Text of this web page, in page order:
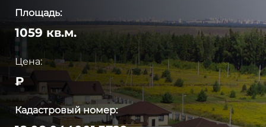
Площадь:
1059 кв.м.
Цена:
₽
Кадастровый номер: